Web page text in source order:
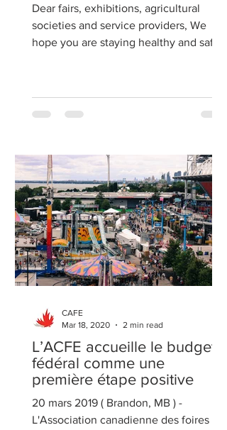
Dear fairs, exhibitions, agricultural
societies and service providers, We
hope you are staying healthy and safe
L’ACFE accueille le budget
fédéral comme une
première étape positive
20 mars 2019 ( Brandon, MB ) -
L'Association canadienne des foires et
CAFE
Mar 18, 2020
2 min read